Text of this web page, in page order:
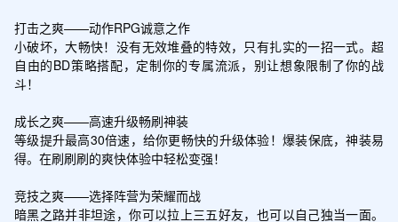
打击之爽——动作RPG诚意之作
小破坏，大畅快！没有无效堆叠的特效，只有扎实的一招一式。超
自由的BD策略搭配，定制你的专属流派，别让想象限制了你的战
斗！
成长之爽——高速升级畅刷神装
等级提升最高30倍速，给你更畅快的升级体验！爆装保底，神装易
得。在刷刷刷的爽快体验中轻松变强！
竞技之爽——选择阵营为荣耀而战
暗黑之路并非坦途，你可以拉上三五好友，也可以自己独当一面。